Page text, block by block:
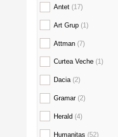
Antet (17)
Art Grup (1)
Attman (7)
Curtea Veche (1)
Dacia (2)
Gramar (2)
Herald (4)
Humanitas (52)